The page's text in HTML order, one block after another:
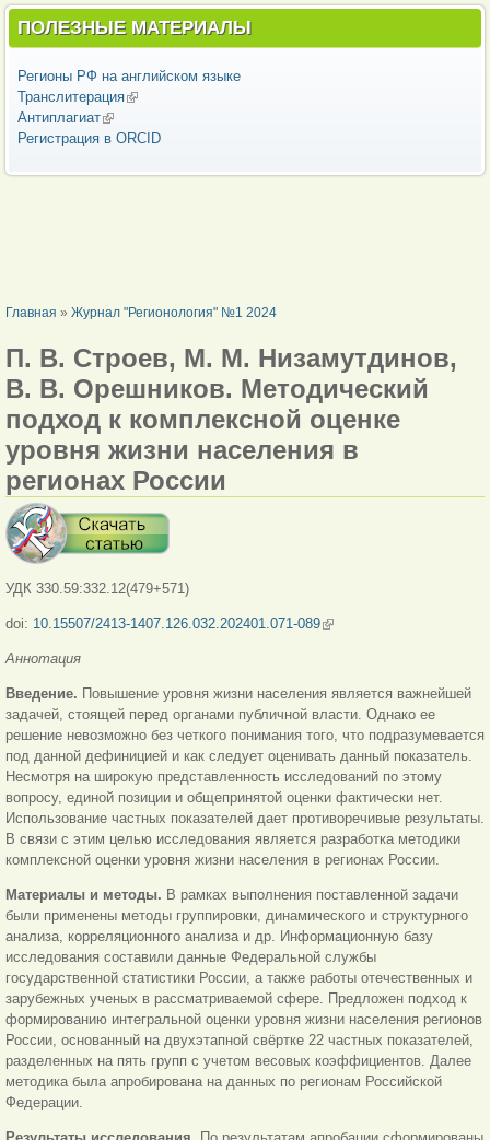
ПОЛЕЗНЫЕ МАТЕРИАЛЫ
Регионы РФ на английском языке
Транслитерация(внешняя ссылка)
Антиплагиат(внешняя ссылка)
Регистрация в ORCID
ВЫ ЗДЕСЬ
Главная » Журнал "Регионология" №1 2024
П. В. Строев, М. М. Низамутдинов,
В. В. Орешников. Методический
подход к комплексной оценке
уровня жизни населения в
регионах России
УДК 330.59:332.12(479+571)
doi: 10.15507/2413-1407.126.032.202401.071-089(внешняя ссылка)
Аннотация
Введение. Повышение уровня жизни населения является важнейшей
задачей, стоящей перед органами публичной власти. Однако ее
решение невозможно без четкого понимания того, что подразумевается
под данной дефиницией и как следует оценивать данный показатель.
Несмотря на широкую представленность исследований по этому
вопросу, единой позиции и общепринятой оценки фактически нет.
Использование частных показателей дает противоречивые результаты.
В связи с этим целью исследования является разработка методики
комплексной оценки уровня жизни населения в регионах России.
Материалы и методы. В рамках выполнения поставленной задачи
были применены методы группировки, динамического и структурного
анализа, корреляционного анализа и др. Информационную базу
исследования составили данные Федеральной службы
государственной статистики России, а также работы отечественных и
зарубежных ученых в рассматриваемой сфере. Предложен подход к
формированию интегральной оценки уровня жизни населения регионов
России, основанный на двухэтапной свёртке 22 частных показателей,
разделенных на пять групп с учетом весовых коэффициентов. Далее
методика была апробирована на данных по регионам Российской
Федерации.